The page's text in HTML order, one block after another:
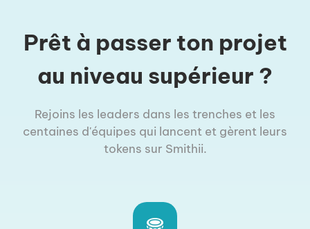
Prêt à passer ton projet
au niveau supérieur ?
Rejoins les leaders dans les trenches et les
centaines d'équipes qui lancent et gèrent leurs
tokens sur Smithii.